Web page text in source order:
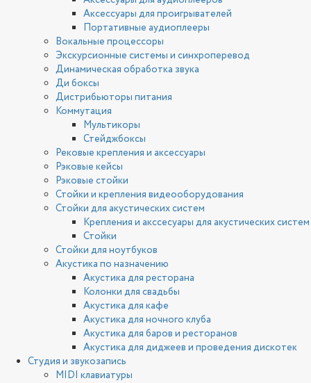
Аксессуары для проигрывателей
Портативные аудиоплееры
Вокальные процессоры
Экскурсионные системы и синхроперевод
Динамическая обработка звука
Ди боксы
Дистрибьюторы питания
Коммутация
Мультикоры
Стейджбоксы
Рековые крепления и аксессуары
Рэковые кейсы
Рэковые стойки
Стойки и крепления видеооборудования
Стойки для акустических систем
Крепления и акссесуары для акустических систем
Стойки
Стойки для ноутбуков
Акустика по назначению
Акустика для ресторана
Колонки для свадьбы
Акустика для кафе
Акустика для ночного клуба
Акустика для баров и ресторанов
Акустика для диджеев и проведения дискотек
Студия и звукозапись
MIDI клавиатуры